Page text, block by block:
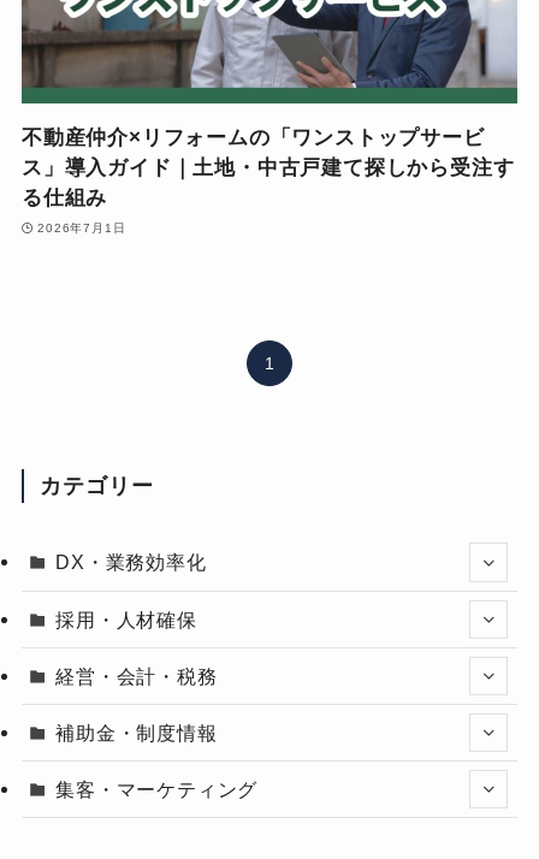
不動産仲介×リフォームの「ワンストップサービ
ス」導入ガイド｜土地・中古戸建て探しから受注す
る仕組み
2026年7月1日
1
カテゴリー
DX・業務効率化
採用・人材確保
経営・会計・税務
補助金・制度情報
集客・マーケティング